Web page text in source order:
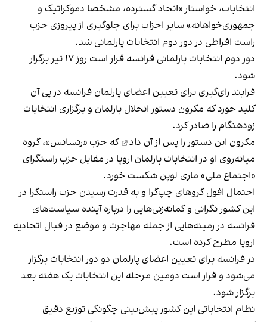
انتخابات، خواستار «اتحاد گسترده، مشخصا دموکراتیک و
جمهوری‌خواهانه» سایر احزاب برای جلوگیری از پیروزی حزب
راست افراطی در دور دوم انتخابات پارلمانی شد.
دور دوم انتخابات پارلمانی فرانسه قرار است روز ۱۷ تیر برگزار
شود.
فرایند رای‌گیری برای تعیین اعضای پارلمان فرانسه در پی آن
کلید خورد که مکرون دستور انحلال پارلمان و برگزاری انتخابات
زودهنگام را صادر کرد.
مکرون این دستور را پس از آن داد
که حزب «رنسانس»، گروه
میانه‌روی او در انتخابات پارلمان اروپا در مقابل حزب راستگرای
«اجتماع ملی» ماری لوپن شکست خورد.
احتمال افول گرو‌های چپ‌گرا و به قدرت رسیدن حزب راستگرا در
این کشور نگرانی و گمانه‌زنی‌هایی را درباره آینده سیاست‌های
فرانسه در زمینه‌هایی از جمله مهاجرت و موضع در قبال اتحادیه
اروپا مطرح کرده است.
در فرانسه برای تعیین اعضای پارلمان دو دور انتخابات برگزار
می‌شود و قرار است دومین مرحله این انتخابات یک هفته بعد
برگزار شود.
نظام انتخاباتی این کشور پیش‌بینی چگونگی توزیع دقیق